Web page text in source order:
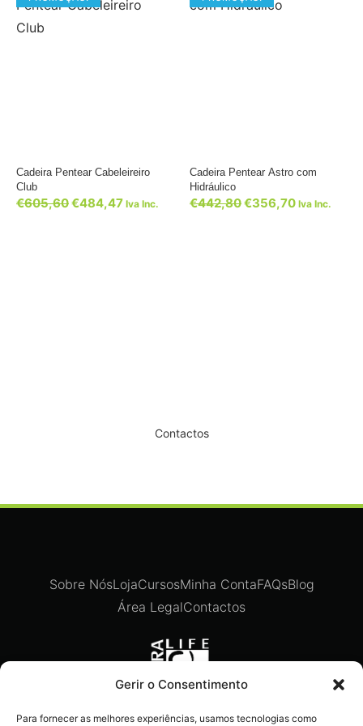
Gerir o Consentimento
Para fornecer as melhores experiências, usamos tecnologias como
Cadeira Pentear Cabeleireiro
Club
€605,60€484,47 Iva Inc.
Cadeira Pentear Astro com
Hidráulico
€442,80€356,70 Iva Inc.
Contactos
Sobre NósLojaCursosMinha ContaFAQsBlog
Área LegalContactos